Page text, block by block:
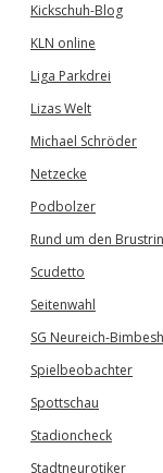
Kickschuh-Blog
KLN online
Liga Parkdrei
Lizas Welt
Michael Schröder
Netzecke
Podbolzer
Rund um den
Scudetto
Seitenwahl
SG Neureich-
Spielbeobachter
Spottschau
Stadioncheck
Stadtneurotiker